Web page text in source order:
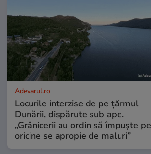
Adevarul.ro
Locurile interzise de pe țărmul
Dunării, dispărute sub ape.
„Grănicerii au ordin să împuște pe
oricine se apropie de maluri”